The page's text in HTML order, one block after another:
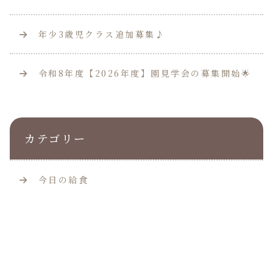
年少3歳児クラス追加募集♪
令和8年度【2026年度】園見学会の募集開始🌟
カテゴリー
今日の給食